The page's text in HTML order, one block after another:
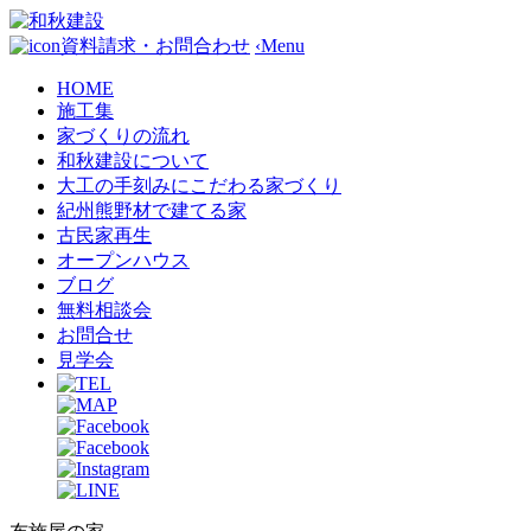
資料請求・お問合わせ ‹Menu
HOME
施工集
家づくりの流れ
和秋建設について
大工の手刻みにこだわる家づくり
紀州熊野材で建てる家
古民家再生
オープンハウス
ブログ
無料相談会
お問合せ
見学会